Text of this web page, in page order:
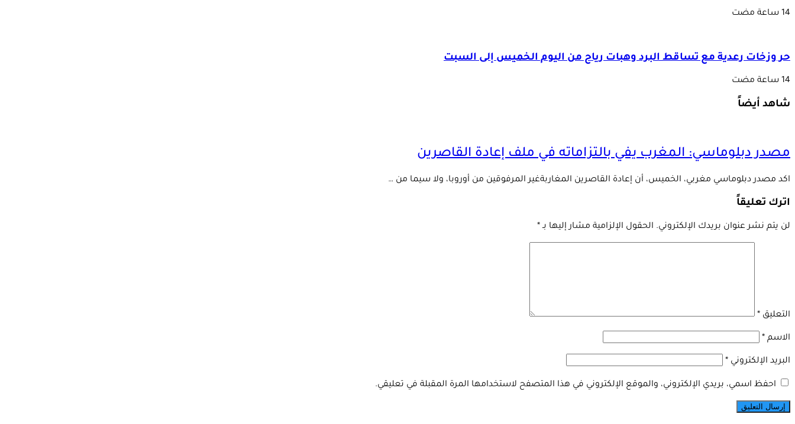
حر وزخات رعدية مع تساقط البرد وهبات رياح من اليوم الخميس إلى السبت
شاهد أيضاً
مصدر دبلوماسي: المغرب يفي بالتزاماته في ملف إعادة القاصرين
اكد مصدر دبلوماسي مغربي، الخميس، أن إعادة القاصرين المغاربةغير المرفوقين من أوروبا، ولا سيما من …
اترك تعليقاً
لن يتم نشر عنوان بريدك الإلكتروني. الحقول الإلزامية مشار إليها بـ*
التعليق *
الاسم *
البريد الإلكتروني *
احفظ اسمي، بريدي الإلكتروني، والموقع الإلكتروني في هذا المتصفح لاستخدامها المرة المقبلة في تعليقي.